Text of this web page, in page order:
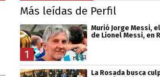
Más leídas de Perfil
1
Murió Jorge Messi,
de Lionel Messi, en
La Rosada busca